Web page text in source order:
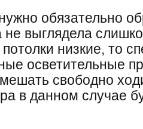
обязательно
выглядела
низкие, то
осветительные
свободно
в данном случае